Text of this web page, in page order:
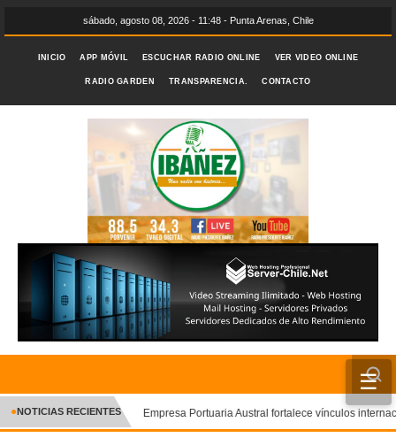
sábado, agosto 08, 2026 - 11:48 - Punta Arenas, Chile
INICIO APP MÓVIL ESCUCHAR RADIO ONLINE VER VIDEO ONLINE
RADIO GARDEN TRANSPARENCIA. CONTACTO
☰
INICIO
CRÓNICA
NOTICIAS RECIENTES Empresa Portuaria Austral fortalece vínculos